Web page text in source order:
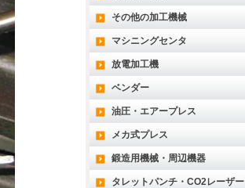
その他の加工機械
マシニングセンタ
放電加工機
ベンダー
油圧・エアープレス
メカ式プレス
鍛造用機械・周辺機器
タレットパンチ・CO2レーザー